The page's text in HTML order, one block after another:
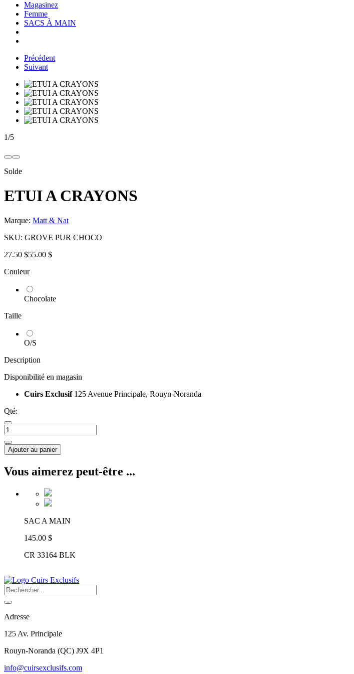
Magasinez
Femme
SACS À MAIN
Précédent
Suivant
1/5
Solde
ETUI A CRAYONS
Marque: Matt & Nat
SKU: GROVE PUR CHOCO
27.50 $55.00 $
Couleur
Chocolate
Taille
O/S
Description
Disponibilité en magasin
Cuirs Exclusif 125 Avenue Principale, Rouyn-Noranda
Qté:
Ajouter au panier
Vous aimerez peut-être ...
SAC A MAIN
145.00 $
CR 33164 BLK
Adresse
125 Av. Principale
Rouyn-Noranda (QC) J9X 4P1
info@cuirsexclusifs.com